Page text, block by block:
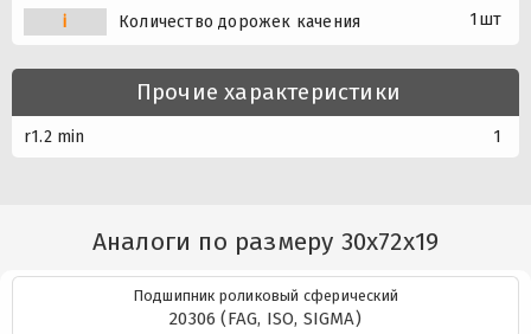
i Количество дорожек качения 1шт
Прочие характеристики
r1.2 min 1
Аналоги по размеру 30x72x19
Подшипник роликовый сферический
20306 (FAG, ISO, SIGMA)